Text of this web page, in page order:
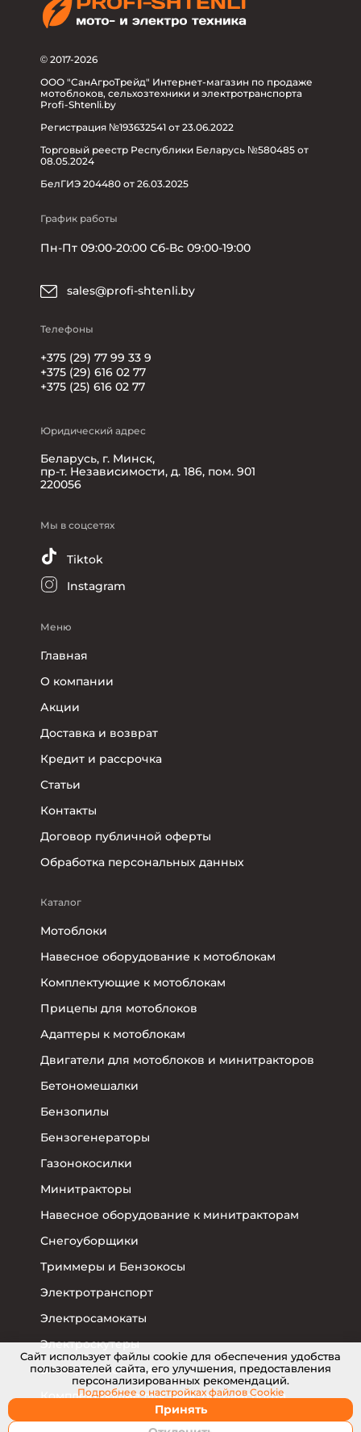
© 2017-2026
ООО "СанАгроТрейд" Интернет-магазин по продаже
мотоблоков, сельхозтехники и электротранспорта
Profi-Shtenli.by
Регистрация №193632541 от 23.06.2022
Торговый реестр Республики Беларусь №580485 от
08.05.2024
БелГИЭ 204480 от 26.03.2025
График работы
Пн-Пт 09:00-20:00 Сб-Вс 09:00-19:00
sales@profi-shtenli.by
Телефоны
+375 (29) 77 99 33 9
+375 (29) 616 02 77
+375 (25) 616 02 77
Юридический адрес
Беларусь, г. Минск,
пр-т. Независимости, д. 186, пом. 901
220056
Мы в соцсетях
Tiktok
Instagram
Меню
Главная
О компании
Акции
Доставка и возврат
Кредит и рассрочка
Статьи
Контакты
Договор публичной оферты
Обработка персональных данных
Каталог
Мотоблоки
Навесное оборудование к мотоблокам
Комплектующие к мотоблокам
Прицепы для мотоблоков
Адаптеры к мотоблокам
Двигатели для мотоблоков и минитракторов
Бетономешалки
Бензопилы
Бензогенераторы
Газонокосилки
Минитракторы
Навесное оборудование к минитракторам
Снегоуборщики
Триммеры и Бензокосы
Электротранспорт
Электросамокаты
Электроскутеры
Электровелосипеды
Комплектующие для электротранспорта
Cайт использует файлы cookie для обеспечения удобства
пользователей сайта, его улучшения, предоставления
персонализированных рекомендаций.
Принять
Подробнее о настройкахфайлов Cookie